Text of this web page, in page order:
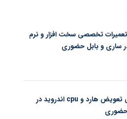
تخصصی سخت افزار و نرم
در ساری و بابل حضوری
دوره تخصصی تعویض هارد و cpu اندروید در
حضوری